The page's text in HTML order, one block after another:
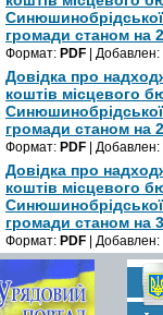
Синюшинобрідської
громади станом на
Формат: PDF | Добавлен:
Довідка про
коштів місцевого
Синюшинобрідської
громади станом на
Формат: PDF | Добавлен:
Довідка про
коштів місцевого
Синюшинобрідської
громади станом на
Формат: PDF | Добавлен: